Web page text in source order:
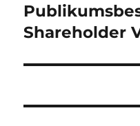
Shareholder